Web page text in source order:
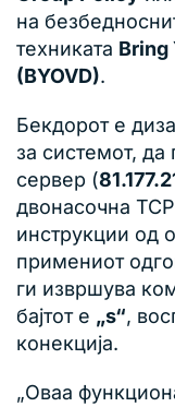
на
техниката Bring
(BYOVD).
Бекдорот е
за системот,
сервер (
двонасочна
инструкции од
примениот
ги извршува
бајтот е „s“,
конекција.
„Оваа